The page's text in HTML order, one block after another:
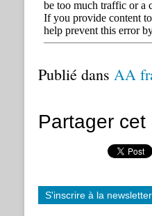
Publié dans AA
Partager cet
S'inscrire à la newsletter